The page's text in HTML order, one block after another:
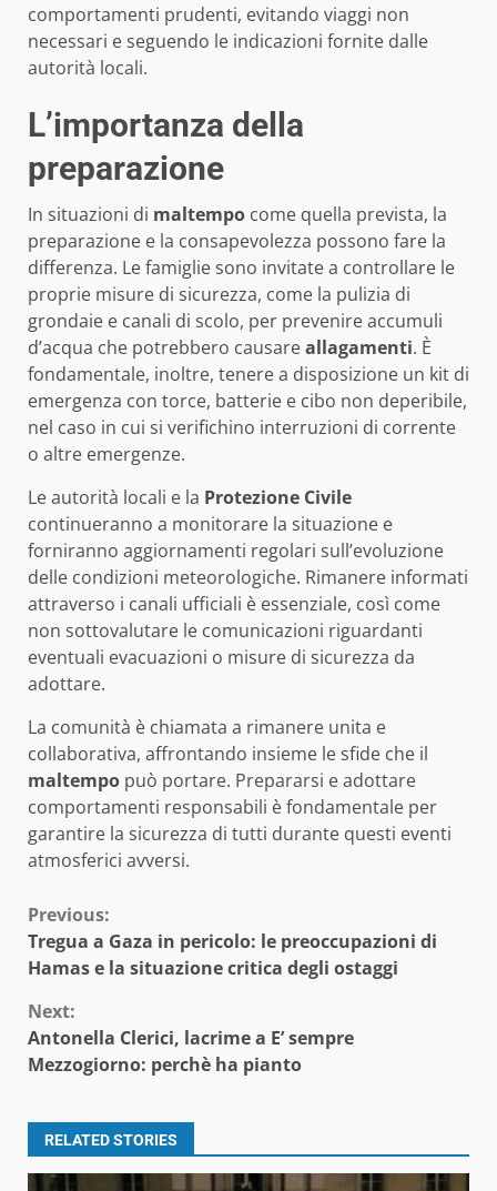
comportamenti prudenti, evitando viaggi non
necessari e seguendo le indicazioni fornite dalle
autorità locali.
L’importanza della
preparazione
In situazioni di maltempo come quella prevista, la
preparazione e la consapevolezza possono fare la
differenza. Le famiglie sono invitate a controllare le
proprie misure di sicurezza, come la pulizia di
grondaie e canali di scolo, per prevenire accumuli
d’acqua che potrebbero causareallagamenti. È
fondamentale, inoltre, tenere a disposizione un kit di
emergenza con torce, batterie e cibo non deperibile,
nel caso in cui si verifichino interruzioni di corrente
o altre emergenze.
Le autorità locali e la Protezione Civile
continueranno a monitorare la situazione e
forniranno aggiornamenti regolari sull’evoluzione
delle condizioni meteorologiche. Rimanere informati
attraverso i canali ufficiali è essenziale, così come
non sottovalutare le comunicazioni riguardanti
eventuali evacuazioni o misure di sicurezza da
adottare.
La comunità è chiamata a rimanere unita e
collaborativa, affrontando insieme le sfide che il
maltempo può portare. Prepararsi e adottare
comportamenti responsabili è fondamentale per
garantire la sicurezza di tutti durante questi eventi
atmosferici avversi.
Continue
Reading
Previous:
Tregua a Gaza in pericolo: le preoccupazioni di
Hamas e la situazione critica degli ostaggi
Next:
Antonella Clerici, lacrime a E’ sempre
Mezzogiorno: perchè ha pianto
RELATED STORIES